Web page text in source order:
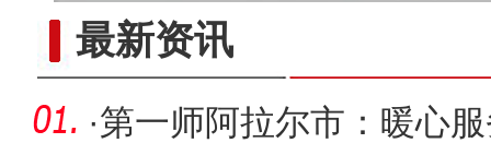
最新资讯
·第一师阿拉尔市：暖心